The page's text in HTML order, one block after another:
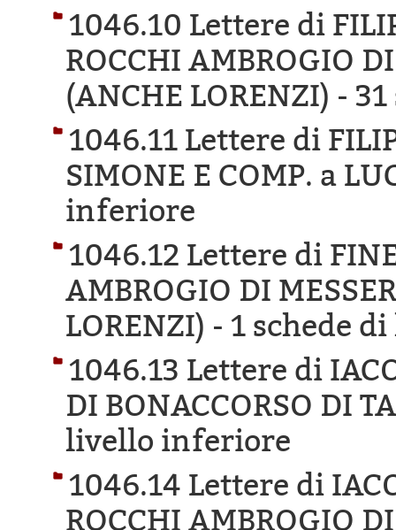
1046.10 Lettere di
ROCCHI AMBROGIO
(ANCHE LORENZI) -
1046.11 Lettere di
SIMONE E COMP. a
inferiore
1046.12 Lettere di
AMBROGIO DI
LORENZI) - 1 schede
1046.13 Lettere di
DI BONACCORSO DI
livello inferiore
1046.14 Lettere di
ROCCHI AMBROGIO